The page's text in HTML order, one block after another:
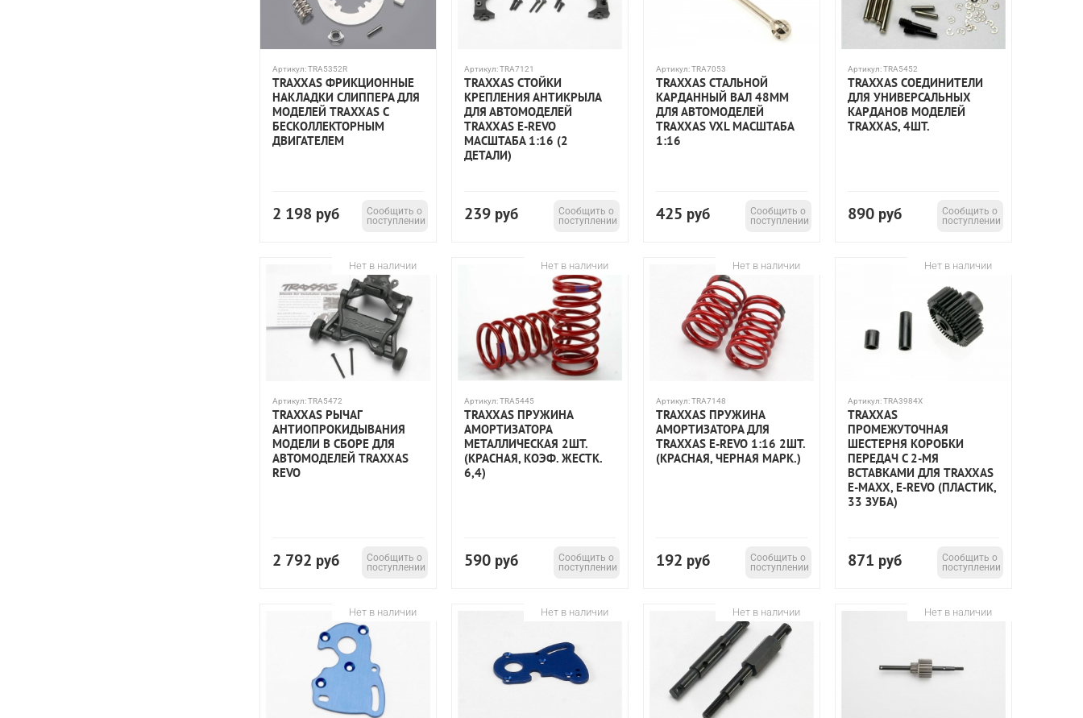
Артикул:TRA5352R
TRAXXAS ФРИКЦИОННЫЕ
НАКЛАДКИ СЛИППЕРА ДЛЯ
МОДЕЛЕЙ TRAXXAS С
БЕСКОЛЛЕКТОРНЫМ
ДВИГАТЕЛЕМ
2 198 руб
Сообщить о
поступлении
Артикул:TRA7121
TRAXXAS СТОЙКИ
КРЕПЛЕНИЯ АНТИКРЫЛА
ДЛЯ АВТОМОДЕЛЕЙ
TRAXXAS E-REVO
МАСШТАБА 1:16 (2
ДЕТАЛИ)
239 руб
Сообщить о
поступлении
Артикул:TRA7053
TRAXXAS СТАЛЬНОЙ
КАРДАННЫЙ ВАЛ 48ММ
ДЛЯ АВТОМОДЕЛЕЙ
TRAXXAS VXL МАСШТАБА
1:16
425 руб
Сообщить о
поступлении
Артикул:TRA5452
TRAXXAS СОЕДИНИТЕЛИ
ДЛЯ УНИВЕРСАЛЬНЫХ
КАРДАНОВ МОДЕЛЕЙ
TRAXXAS, 4ШТ.
890 руб
Сообщить о
поступлении
Нет в наличии
Артикул:TRA5472
TRAXXAS РЫЧАГ
АНТИОПРОКИДЫВАНИЯ
МОДЕЛИ В СБОРЕ ДЛЯ
АВТОМОДЕЛЕЙ TRAXXAS
REVO
2 792 руб
Сообщить о
поступлении
Нет в наличии
Артикул:TRA5445
TRAXXAS ПРУЖИНА
АМОРТИЗАТОРА
МЕТАЛЛИЧЕСКАЯ 2ШТ.
(КРАСНАЯ, КОЭФ. ЖЕСТК.
6,4)
590 руб
Сообщить о
поступлении
Нет в наличии
Артикул:TRA7148
TRAXXAS ПРУЖИНА
АМОРТИЗАТОРА ДЛЯ
TRAXXAS E-REVO 1:16 2ШТ.
(КРАСНАЯ, ЧЕРНАЯ МАРК.)
192 руб
Сообщить о
поступлении
Нет в наличии
Артикул:TRA3984X
TRAXXAS
ПРОМЕЖУТОЧНАЯ
ШЕСТЕРНЯ КОРОБКИ
ПЕРЕДАЧ С 2-МЯ
ВСТАВКАМИ ДЛЯ TRAXXAS
E-MAXX, E-REVO (ПЛАСТИК,
33 ЗУБА)
871 руб
Сообщить о
поступлении
Нет в наличии Нет в наличии Нет в наличии Нет в наличии